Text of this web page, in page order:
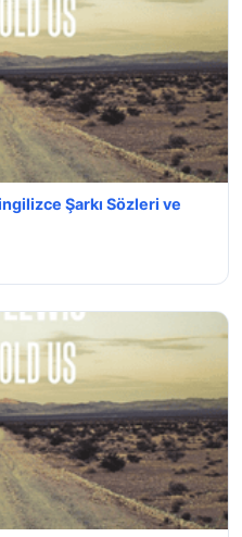
Şarkı Sözleri ve